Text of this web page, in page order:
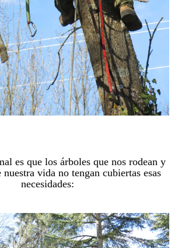
es que los árboles que nos rodean y
vida no tengan cubiertas esas
necesidades: